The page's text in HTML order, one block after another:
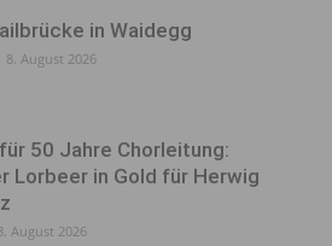
in Waidegg
8. August 2026
50 Jahre Chorleitung:
Lorbeer in Gold für Herwig
August 2026